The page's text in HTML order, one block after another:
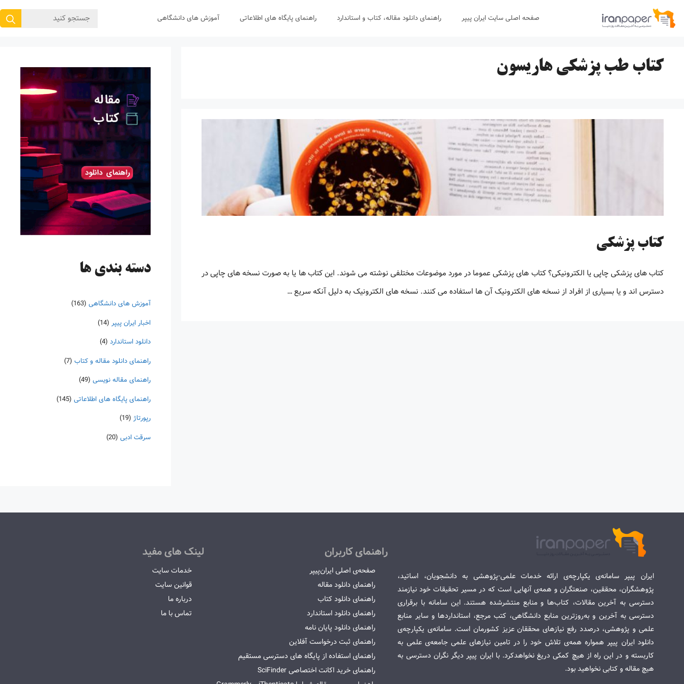
پرش
صفحه اصلی سایت ایران پیپر راهنمای دانلود مقاله، کتاب و استاندارد راهنمای پایگاه های اطلاعاتی آموزش های دانشگاهی
جستجوی
کتاب طب پزشکی هاریسون
کتاب پزشکی
کتاب های پزشکی چاپی یا الکترونیکی؟ کتاب های پزشکی عموما در مورد موضوعات مختلفی نوشته می شوند. این کتاب ها یا به صورت نسخه های چاپی در
دسترس اند و یا بسیاری از افراد از نسخه های الکترونیک آن ها استفاده می کنند. نسخه های الکترونیک به دلیل آنکه سریع …
دسته‌ بندی ها
آموزش های دانشگاهی (163)
اخبار ایران پیپر (14)
دانلود استاندارد (4)
راهنمای دانلود مقاله و کتاب (7)
راهنمای مقاله نویسی (49)
راهنمای پایگاه های اطلاعاتی (145)
رپورتاژ (19)
سرقت ادبی (20)
ایران پیپر سامانه‌ی یکپارچه‌ی ارائه خدمات علمی-پژوهشی به دانشجویان، اساتید،
پژوهشگران، محققین، صنعتگران و همه‌ی آنهایی است که در مسیر تحقیقات خود نیازمند
دسترسی به آخرین مقالات، کتاب‌ها و منابع منتشرشده هستند. این سامانه با برقراری
دسترسی به آخرین و به‌روزترین منابع دانشگاهی، کتب مرجع، استانداردها و سایر منابع
علمی و پژوهشی، درصدد رفع نیازهای محققان عزیز کشورمان است. سامانه‌ی یکپارچه‌ی
دانلود ایران پیپر همواره همه‌ی تلاش خود را در تامین نیازهای علمی جامعه‌ی علمی به
کاربسته و در این راه از هیچ کمکی دریغ نخواهدکرد. با ایران پیپر دیگر نگران دسترسی به
هیچ مقاله و کتابی نخواهید بود.
راهنمای کاربران
صفحه‌ی اصلی ایران‌پیپر
راهنمای دانلود مقاله
راهنمای دانلود کتاب
راهنمای دانلود استاندارد
راهنمای دانلود پایان نامه
راهنمای ثبت درخواست آفلاین
راهنمای استفاده از پایگاه های دسترسی مستقیم
راهنمای خرید اکانت اختصاصی SciFinder
لینک های مفید
خدمات سایت
قوانین سایت
درباره ما
تماس با ما